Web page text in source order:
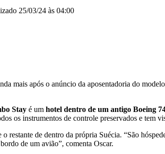
25/03/24 às 04:00
mais após o anúncio da aposentadoria do
Stay é um hotel dentro de um antigo Boeing
os instrumentos de controle preservados e tem
restante de dentro da própria Suécia. “São
de um avião”, comenta Oscar.